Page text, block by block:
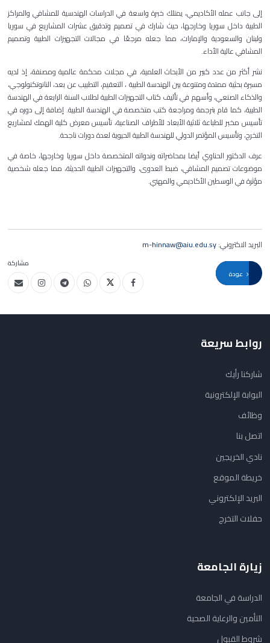
إلى جانب عمله الأكاديمي، يمتلك خبرة واسعة في الدراسات الهندسية للمشافي والمراكز
الطبية داخل سوريا وخارجها، حيث شارك في تصميم وتدقيق عشرات المشاريع في سوريا
ولبنان والسعودية والإمارات، مما جعله مرجعًا في مجالات التجهيزات الطبية وتصميم
المشافي عالية الأداء.
نشر أكثر من عدد كبير من الأبحاث العلمية، في مجلات محكمة عالمية ومصنفة، إذ لديه
مسيرة بحثية ممتدة ومتنوعة بين الهندسة الطبية ، التعقيم، التطبيب عن بعد، النانوتكنولوجي،
والذكاء الصنعي، وأسهم في تأليف كتاب التجهيزات الطبية لطلاب السنة الرابعة في الهندسة
الطبية، كما قام بترجمة ومراجعة كتب متخصصة في الهندسة الطبية. إضافة إلى دوره في
تأسيس مخبر للطباعة ثلاثية الأبعاد للأطراف الصناعية، تأسيس معرض كلية الهمك لمشاريع
التخرج، وتأسيس المؤتمر الدولي للهندسة الطبية الحيوية لعدة دورات ناجحة.
عرف الدكتور الحناوي أيضا بمحاضراته وندواته المتخصصة داخل سوريا وخارجها، خاصة في
موضوعات تصميم المشافي، ضبط العدوى، والتجهيزات الطبية الحديثة، مما جعله شخصية
مؤثرة في الوسطين الأكاديمي والمهني.
البريد الاكتروني:m-hinnaw@aiu.edu.sy
مشاركة
روابط سريعة
شاركنا رأيك
البوابة الإلكترونية
وظائف
اتصل بنا
نادي الخريجين
خريطة الموقع
البريد الإلكتروني
حفلات التخرج
زيارة الجامعة
الدراسة في الجامعة
التأمين والرعاية الصحية
شروط القبول